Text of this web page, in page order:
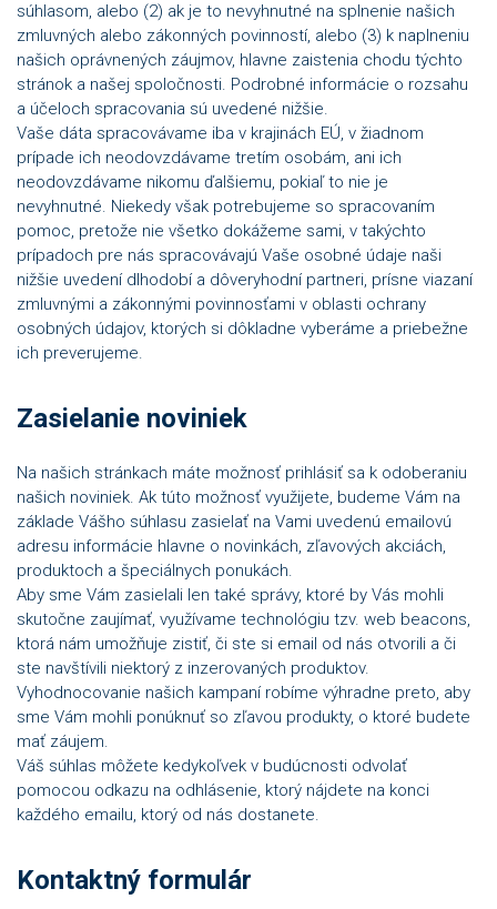
súhlasom, alebo (2) ak je to nevyhnutné na splnenie našich
zmluvných alebo zákonných povinností, alebo (3) k naplneniu
našich oprávnených záujmov, hlavne zaistenia chodu týchto
stránok a našej spoločnosti. Podrobné informácie o rozsahu
a účeloch spracovania sú uvedené nižšie.
Vaše dáta spracovávame iba v krajinách EÚ, v žiadnom
prípade ich neodovzdávame tretím osobám, ani ich
neodovzdávame nikomu ďalšiemu, pokiaľ to nie je
nevyhnutné. Niekedy však potrebujeme so spracovaním
pomoc, pretože nie všetko dokážeme sami, v takýchto
prípadoch pre nás spracovávajú Vaše osobné údaje naši
nižšie uvedení dlhodobí a dôveryhodní partneri, prísne viazaní
zmluvnými a zákonnými povinnosťami v oblasti ochrany
osobných údajov, ktorých si dôkladne vyberáme a priebežne
ich preverujeme.
Zasielanie noviniek
Na našich stránkach máte možnosť prihlásiť sa k odoberaniu
našich noviniek. Ak túto možnosť využijete, budeme Vám na
základe Vášho súhlasu zasielať na Vami uvedenú emailovú
adresu informácie hlavne o novinkách, zľavových akciách,
produktoch a špeciálnych ponukách.
Aby sme Vám zasielali len také správy, ktoré by Vás mohli
skutočne zaujímať, využívame technológiu tzv. web beacons,
ktorá nám umožňuje zistiť, či ste si email od nás otvorili a či
ste navštívili niektorý z inzerovaných produktov.
Vyhodnocovanie našich kampaní robíme výhradne preto, aby
sme Vám mohli ponúknuť so zľavou produkty, o ktoré budete
mať záujem.
Váš súhlas môžete kedykoľvek v budúcnosti odvolať
pomocou odkazu na odhlásenie, ktorý nájdete na konci
každého emailu, ktorý od nás dostanete.
Kontaktný formulár